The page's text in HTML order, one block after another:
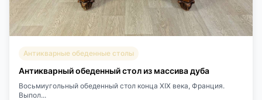
Антикварные обеденные столы
Антикварный обеденный стол из массива дуба
Восьмиугольный обеденный стол конца ХIХ века, Франция.
Выпол...